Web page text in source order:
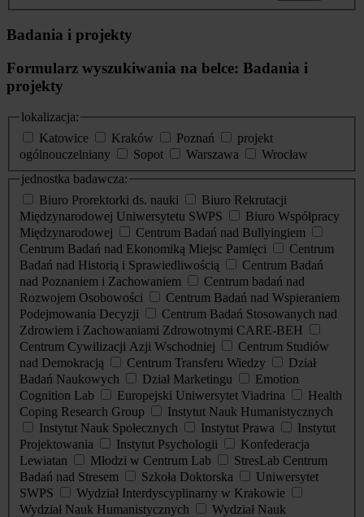
Badania i projekty
Formularz wyszukiwania na belce: Badania i
projekty
lokalizacja:
Katowice
Kraków Poznań
projekt
ogólnouczelniany
Sopot Warszawa
Wrocław
jednostka badawcza:
Biuro Prorektorki ds. nauki
Biuro Rekrutacji
Międzynarodowej Uniwersytetu SWPS
Biuro Współpracy
Międzynarodowej
Centrum Badań nad Bullyingiem
Centrum Badań nad Ekonomiką Miejsc Pamięci
Centrum
Badań nad Historią i Sprawiedliwością
Centrum Badań
nad Poznaniem i Zachowaniem
Centrum badań nad
Rozwojem Osobowości
Centrum Badań nad Wspieraniem
Podejmowania Decyzji
Centrum Badań Stosowanych nad
Zdrowiem i Zachowaniami Zdrowotnymi CARE-BEH
Centrum Cywilizacji Azji Wschodniej
Centrum Studiów
nad Demokracją
Centrum Transferu Wiedzy
Dział
Badań Naukowych
Dział Marketingu
Emotion
Cognition Lab
Europejski Uniwersytet Viadrina
Health
Coping Research Group
Instytut Nauk Humanistycznych
Instytut Nauk Społecznych
Instytut Prawa
Instytut
Projektowania
Instytut Psychologii
Konfederacja
Lewiatan
Młodzi w Centrum Lab
StresLab Centrum
Badań nad Stresem
Szkoła Doktorska
Uniwersytet
SWPS
Wydział Interdyscyplinarny w Krakowie
Wydział Nauk Humanistycznych
Wydział Nauk